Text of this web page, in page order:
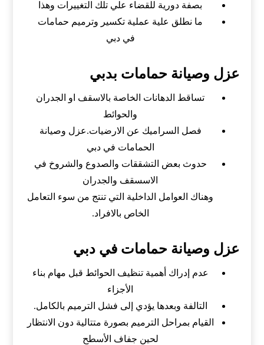
بصفة دورية للقضاء علي تلك التغييرات وهذا
ما نطلق علية عملية تكسير وترميم حمامات
في دبي
عزل وصيانة حمامات بدبي
تساقط الدهانات الخاصة بالاسقف او الجدران
والحوائط
فصل السراميك عن الارضيات.عزل وصيانة
الحمامات في دبي
حدوث بعض التشققات والصدوع والشروخ في
الاسسقف والجدران
وهناك العوامل الداخلية التي تنتج من سوء التعامل
الخاص بالافراد.
عزل وصيانة حمامات في دبي
عدم إدراك أهمية تنظيف الحوائط قبل مهام بناء
الأجزاء
التالفة وبعدها يؤدي إلى فشل الترميم بالكامل.
القيام بمراحل الترميم بصورة متتالية دون الانتظار
لحين جفاف الأسطح